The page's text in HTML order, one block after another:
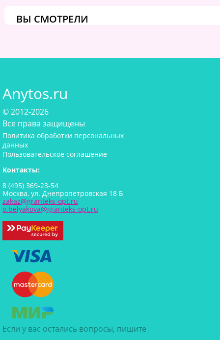
ВЫ СМОТРЕЛИ
Anytos.ru
© 2012-2026
Все права защищены
Политика обработки персональных
данных
Пользовательское соглашение
Контакты:
8 (495) 369-23-54
Москва, ул. Днепропетровская 18 Б
zakaz@granteks-opt.ru
o.belyakova@granteks-opt.ru
Если у вас остались вопросы, пишите